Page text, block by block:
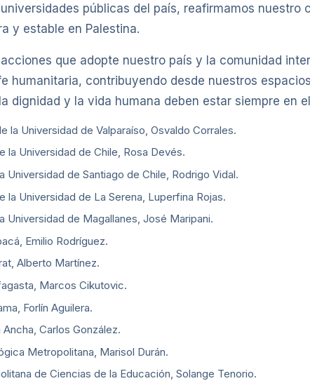
públicas del país, reafirmamos nuestro
y estable en Palestina.
que adopte nuestro país y la comunidad
humanitaria, contribuyendo desde nuestros
dignidad y la vida humana deben estar siempre en
la Universidad de Valparaíso, Osvaldo Corrales.
la Universidad de Chile, Rosa Devés.
de Santiago de Chile, Rodrigo Vidal.
la Universidad de La Serena, Luperfina Rojas.
Universidad de Magallanes, José Maripani.
Emilio Rodríguez.
Alberto Martínez.
Marcos Cikutovic.
Forlín Aguilera.
Carlos González.
Metropolitana, Marisol Durán.
de Ciencias de la Educación, Solange Tenorio.